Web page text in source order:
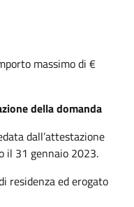
massimo di €
della domanda
dall’attestazione
il 31 gennaio 2023.
residenza ed erogato